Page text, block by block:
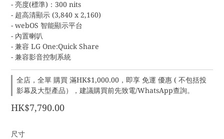
- 亮度(標準)：300 nits
- 超高清顯示 (3,840 x 2,160)
- webOS 智能顯示平台
- 內置喇叭
- 兼容 LG One:Quick Share
- 兼容影音控制系統
全店，全單 購買 滿HK$1,000.00，即享 免運 優惠 ( 不包括投
影幕及大型產品），建議購買前先致電/WhatsApp查詢。
HK$7,790.00
尺寸